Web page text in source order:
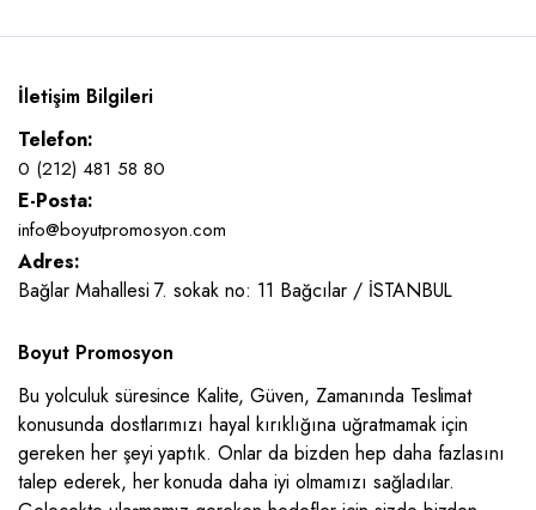
İletişim Bilgileri
Telefon:
0 (212) 481 58 80
E-Posta:
info@boyutpromosyon.com
Adres:
Bağlar Mahallesi 7. sokak no: 11 Bağcılar / İSTANBUL
Boyut Promosyon
Bu yolculuk süresince Kalite, Güven, Zamanında Teslimat
konusunda dostlarımızı hayal kırıklığına uğratmamak için
gereken her şeyi yaptık. Onlar da bizden hep daha fazlasını
talep ederek, her konuda daha iyi olmamızı sağladılar.